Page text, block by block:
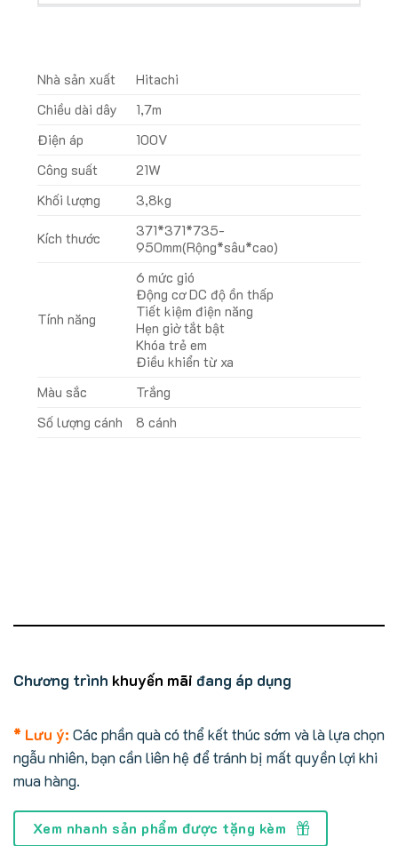
Nhà sản xuất
Hitachi
Chiều dài dây
1,7m
Điện áp
100V
Công suất
21W
Khối lượng
3,8kg
Kích thước
371*371*735-
950mm(Rộng*sâu*cao)
Tính năng
6 mức gió
Động cơ DC độ ồn thấp
Tiết kiệm điện năng
Hẹn giờ tắt bật
Khóa trẻ em
Điều khiển từ xa
Màu sắc
Trắng
Số lượng cánh
8 cánh
Chương trình khuyến mãi đang áp dụng
* Lưu ý: Các phần quà có thể kết thúc sớm và là lựa chọn
ngẫu nhiên, bạn cần liên hệ để tránh bị mất quyền lợi khi
mua hàng.
Xem nhanh sản phẩm được tặng kèm